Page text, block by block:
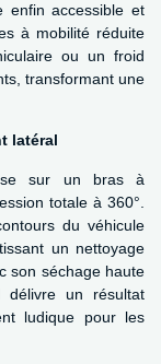
enfin accessible et
à mobilité réduite
ou un froid
transformant une
latéral
sur un bras à
totale à 360°.
du véhicule
un nettoyage
son séchage haute
délivre un résultat
ludique pour les